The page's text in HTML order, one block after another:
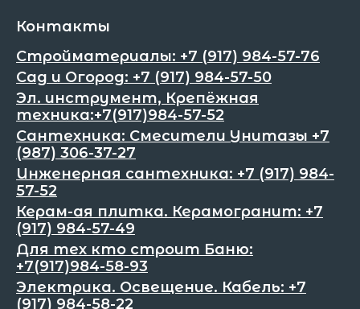
Контакты
Стройматериалы: +7 (917) 984-57-76
Сад и Огород: +7 (917) 984-57-50
Эл. инструмент, Крепёжная
техника:+7(917)984-57-52
Сантехника: Смесители Унитазы +7
(987) 306-37-27
Инженерная сантехника: +7 (917) 984-
57-52
Керам-ая плитка. Керамогранит: +7
(917) 984-57-49
Для тех кто строит Баню:
+7(917)984-58-93
Электрика. Освещение. Кабель: +7
(917) 984-58-22